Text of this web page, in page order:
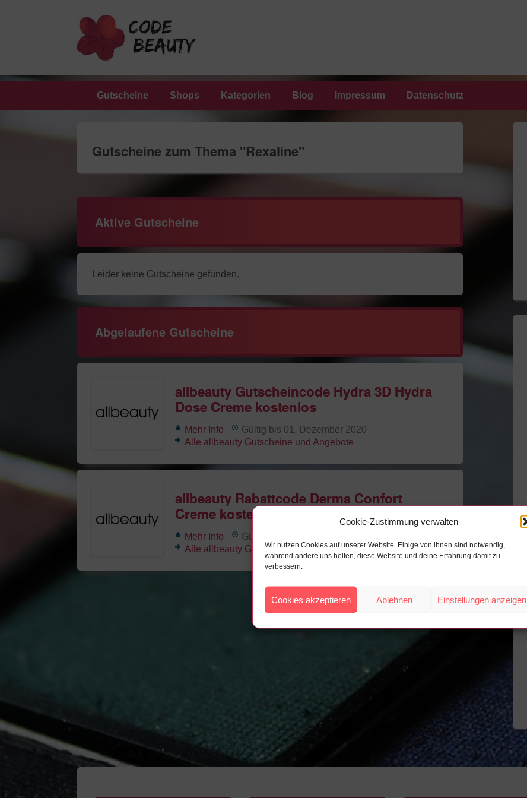
Cookie-Zustimmung verwalten
Wir nutzen Cookies auf unserer Website. Einige von ihnen sind notwendig,
während andere uns helfen, diese Website und deine Erfahrung damit zu
verbessern.
Cookies akzeptieren Ablehnen Einstellungen anzeigen
Gutscheine Shops Kategorien Blog Impressum Datenschutz
Gutscheine zum Thema "Rexaline"
Aktive Gutscheine
Leider keine Gutscheine gefunden.
Abgelaufene Gutscheine
allbeauty Gutscheincode Hydra 3D Hydra
Dose Creme kostenlos
Mehr Info
Gültig bis 01. Dezember 2020
Alle allbeauty Gutscheine und Angebote
allbeauty Rabattcode Derma Confort
Creme kostenlos
Mehr Info
Gültig bis 01. Dezember 2020
Alle allbeauty Gutscheine und Angebote